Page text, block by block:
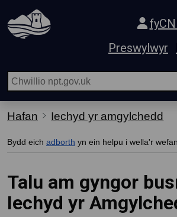
Hepgor gwe-lywio
Preswylwyr
Hafan Iechyd yr amgylchedd
Bydd eich adborth yn ein helpu i wella'r
Talu am gyngor
Iechyd yr